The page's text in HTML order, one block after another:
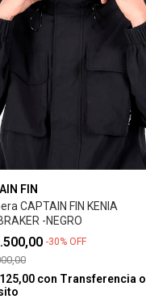
FIN
CAPTAIN FIN KENIA
-NEGRO
-30% OFF
con Transferencia o